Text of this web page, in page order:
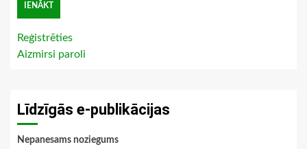
Reģistrēties
Aizmirsi paroli
Līdzīgās e-publikācijas
Nepanesams noziegums